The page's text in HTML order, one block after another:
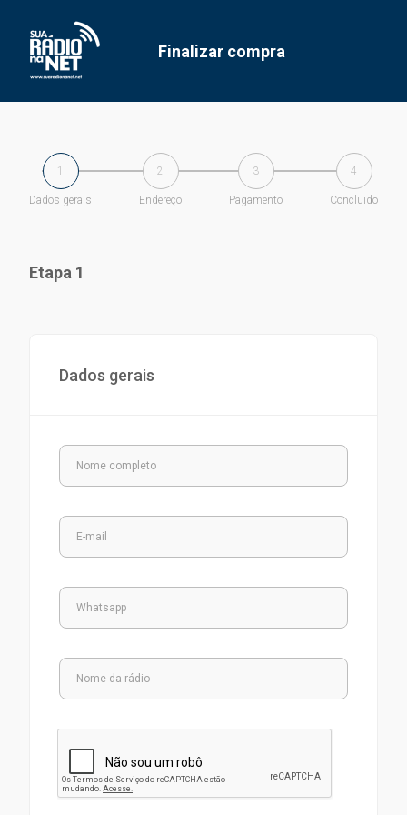
Finalizar compra
Dados gerais Endereço Pagamento Concluido
Etapa 1
Dados gerais